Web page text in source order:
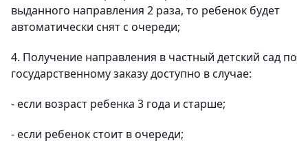
выданного направления 2 раза, то ребенок будет
автоматически снят с очереди;
4. Получение направления в частный детский сад по
государственному заказу доступно в случае:
- если возраст ребенка 3 года и старше;
- если ребенок стоит в очереди;